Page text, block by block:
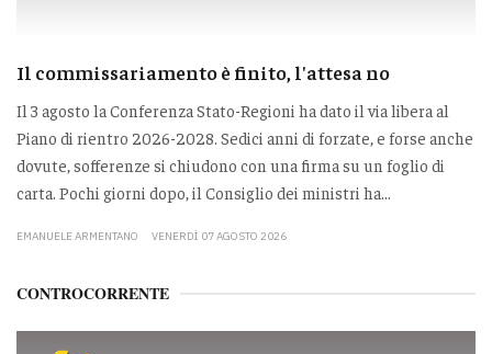
Il commissariamento è finito, l'attesa no
Il 3 agosto la Conferenza Stato-Regioni ha dato il via libera al
Piano di rientro 2026-2028. Sedici anni di forzate, e forse anche
dovute, sofferenze si chiudono con una firma su un foglio di
carta. Pochi giorni dopo, il Consiglio dei ministri ha...
EMANUELE ARMENTANO VENERDÌ 07 AGOSTO 2026
CONTROCORRENTE